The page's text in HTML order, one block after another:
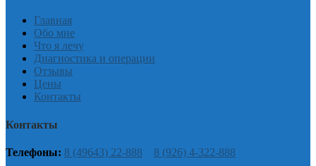
Главная
Обо мне
Что я лечу
Диагностика и операции
Отзывы
Цены
Контакты
Контакты
Телефоны: 8 (49643) 22-888 8 (926) 4-322-888